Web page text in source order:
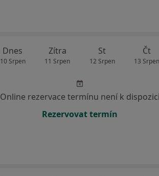
Dnes
10 Srpen
Zítra
11 Srpen
St
12 Srpen
Čt
13 Srpen
Online rezervace termínu není k dispozici
Rezervovat termín